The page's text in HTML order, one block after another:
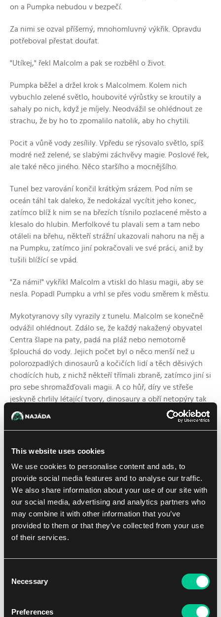
This website uses cookies
We use cookies to personalise content and ads, to
provide social media features and to analyse our traffic.
We also share information about your use of our site with
our social media, advertising and analytics partners who
may combine it with other information that you’ve
provided to them or that they’ve collected from your use
of their services.
Selection
Necessary
Preferences
on a Pumpka nebudou v bezpečí.
Za nimi se ozval příšerný, mnohomluvný výkřik. Opravdu
potřeboval přestat doufat.
"Utíkej," řekl Malcolm a pak se rozběhl o život.
Pumpka běžel a držel krok s Malcolmem. Kolem nich
vybuchlo zelené světlo, houbovité výrůstky se kroutily a
sahaly po nich, když je míjely. Neodvážil se ohlédnout ze
strachu, že by ho to zpomalilo natolik, aby ho chytili.
Pocit a vůně vody zesílily. Vpředu se rýsovalo světlo, spíš
modré než zelené, se slabými záchvěvy magie. Poslové řek,
ale také něco jiného. Něco staršího a mocnějšího.
Tunel bez varování končil krátkým srázem. Pod ním se
oceán táhl tak daleko, že nedokázal vycítit jeho konec,
zatímco blíž k nim se na březích tísnilo pozlacené město a
klesalo do hlubin. Merfolkové tu plavali sem a tam nebo
otáleli na břehu, někteří strážní ukazovali nahoru na něj a
na Pumpku, zatímco jiní pokračovali ve své práci, aniž by
tušili blížící se vpád.
"Za námi!" vykřikl Malcolm a vtiskl do hlasu magii, aby se
nesla. Popadl Pumpku a vrhl se přes vodu směrem k městu.
Mykotyranovy síly vyrazily z tunelu. Malcolm se konečně
odvážil ohlédnout. Zdálo se, že každý nakažený obyvatel
Centra šlape na paty, padá na pláž nebo nemotorně
šplouchá do vody. Jejich počet byl o něco menší než u
polorozpadlých dinosaurů a kočičích lidí a těch děsivých
chodících hub, z nichž někteří třímali zbraně, zatímco jiní si
pro sebe shromažďovali magii. A co hůř, díry ve střeše
jeskyně chrlily létající tvory, dinosaury a obří netopýry tak
obalené houbami, že se stěží udrželi ve vzduchu.
Válečný chaos zničil veškerý klid, který si toto místo
elementární tvory, aby odrazili houbovou invazi. Z
pochodujících ohňů šlehaly plameny, zatímco mohutné
vodotrysky srážely nepřátele ze vzduchu a posílaly je k
záhubě.
Na vrcholu pyramidy podobné těm v Sluneční říši se
otevřely dveře do prostoru, který sliboval nemožné nebe,